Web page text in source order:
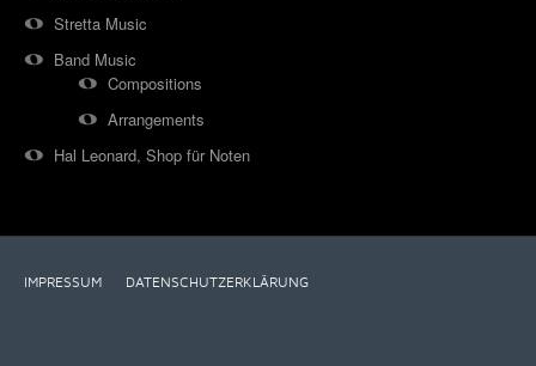
Stretta Music
Band Music
Compositions
Arrangements
Hal Leonard, Shop für Noten
IMPRESSUM DATENSCHUTZERKLÄRUNG